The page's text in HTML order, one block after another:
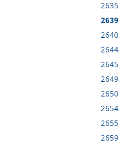
2635
2639
2640
2644
2645
2649
2650
2654
2655
2659